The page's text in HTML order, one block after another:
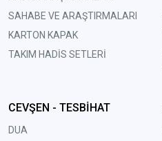
SAHABE VE ARAŞTIRMALARI
KARTON KAPAK
TAKIM HADİS SETLERİ
CEVŞEN - TESBİHAT
DUA